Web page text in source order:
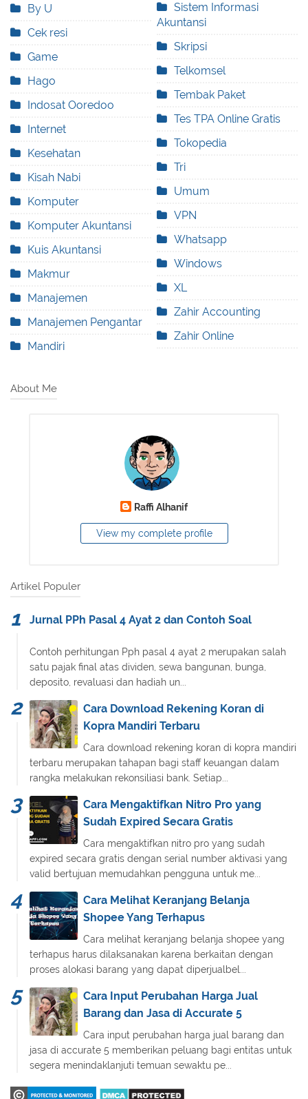
By U
Cek resi
Game
Hago
Indosat Ooredoo
Internet
Kesehatan
Kisah Nabi
Komputer
Komputer Akuntansi
Kuis Akuntansi
Makmur
Manajemen
Manajemen Pengantar
Mandiri
Sistem Informasi
Akuntansi
Skripsi
Telkomsel
Tembak Paket
Tes TPA Online Gratis
Tokopedia
Tri
Umum
VPN
Whatsapp
Windows
XL
Zahir Accounting
Zahir Online
About Me
Raffi Alhanif
View my complete profile
Artikel Populer
Jurnal PPh Pasal 4 Ayat 2 dan Contoh Soal
Contoh perhitungan Pph pasal 4 ayat 2 merupakan salah
satu pajak final atas dividen, sewa bangunan, bunga,
deposito, revaluasi dan hadiah un...
Cara Download Rekening Koran di
Kopra Mandiri Terbaru
Cara download rekening koran di kopra mandiri
terbaru merupakan tahapan bagi staff keuangan dalam
rangka melakukan rekonsiliasi bank. Setiap...
Cara Mengaktifkan Nitro Pro yang
Sudah Expired Secara Gratis
Cara mengaktifkan nitro pro yang sudah
expired secara gratis dengan serial number aktivasi yang
valid bertujuan memudahkan pengguna untuk me...
Cara Melihat Keranjang Belanja
Shopee Yang Terhapus
Cara melihat keranjang belanja shopee yang
terhapus harus dilaksanakan karena berkaitan dengan
proses alokasi barang yang dapat diperjualbel...
Cara Input Perubahan Harga Jual
Barang dan Jasa di Accurate 5
Cara input perubahan harga jual barang dan
jasa di accurate 5 memberikan peluang bagi entitas untuk
segera menindaklanjuti temuan sewaktu pe...